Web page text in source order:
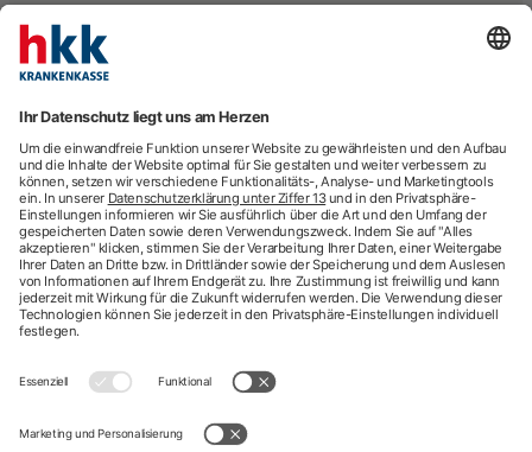
Newsletter
hkk-Services
Arztsuche
Arzttermin-Service
Behandlungsfehler
hkk med Hotline
ICD-Diagnosesuche
Krankenhaussuche
Medizinische Videosprechstunde
Pflegesuche
Sporttelefon
Zweitmeinung
Datenschutzbestimmungen